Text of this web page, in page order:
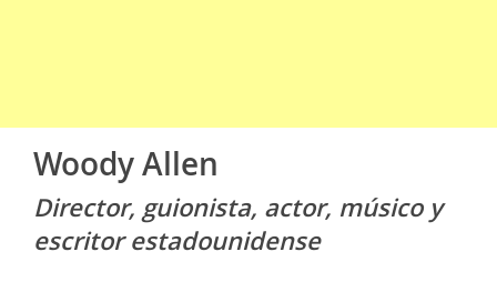
Woody Allen
Director, guionista, actor, músico y
escritor estadounidense